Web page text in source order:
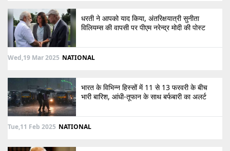
धरती ने आपको याद किया, अंतरिक्षयात्री सुनीता
विलियम्स की वापसी पर पीएम नरेन्द्र मोदी की पोस्ट
Wed,19 Mar 2025 NATIONAL
भारत के विभिन्न हिस्सों में 11 से 13 फरवरी के बीच
भारी बारिश, आंधी-तूफान के साथ बर्फबारी का अलर्ट
Tue,11 Feb 2025 NATIONAL